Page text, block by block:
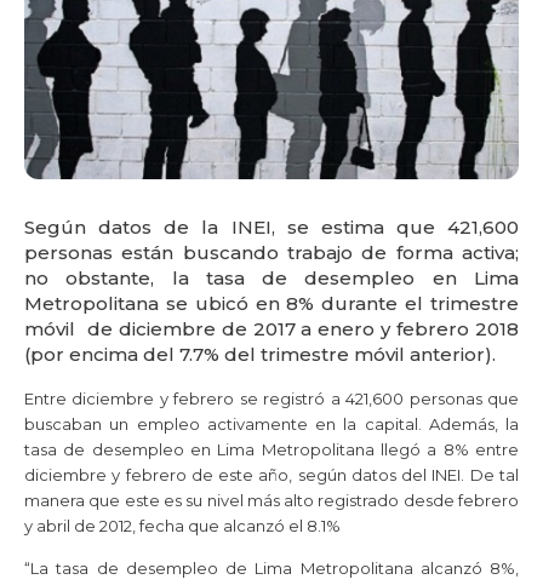
Según datos de la INEI, se estima que 421,600
personas están buscando trabajo de forma activa;
no obstante, la tasa de desempleo en Lima
Metropolitana se ubicó en 8% durante el trimestre
móvil de diciembre de 2017 a enero y febrero 2018
(por encima del 7.7% del trimestre móvil anterior).
Entre diciembre y febrero se registró a 421,600 personas que
buscaban un empleo activamente en la capital. Además, la
tasa de desempleo en Lima Metropolitana llegó a 8% entre
diciembre y febrero de este año, según datos del INEI. De tal
manera que este es su nivel más alto registrado desde febrero
y abril de 2012, fecha que alcanzó el 8.1%
“La tasa de desempleo de Lima Metropolitana alcanzó 8%,